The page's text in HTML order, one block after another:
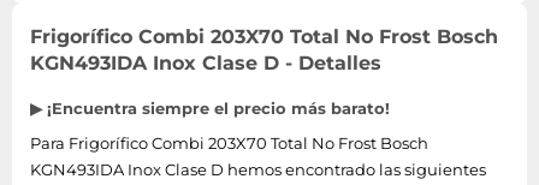
Frigorífico Combi 203X70 Total No Frost Bosch
KGN493IDA Inox Clase D - Detalles
▶ ¡Encuentra siempre el precio más barato!
Para Frigorífico Combi 203X70 Total No Frost Bosch
KGN493IDA Inox Clase D hemos encontrado las siguientes